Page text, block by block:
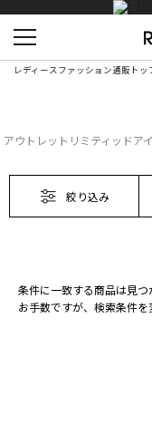
レディースファッション通販トッ
アウトレットリミティッドア
絞り込み
条件に一致する商品は見つ
お手数ですが、検索条件を